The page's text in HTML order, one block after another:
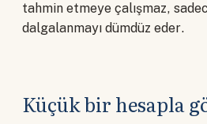
tahmin etmeye çalışmaz,
dalgalanmayı dümdüz eder.
Küçük bir hesapla